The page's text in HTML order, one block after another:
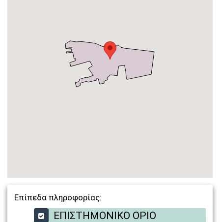
Επίπεδα πληροφορίας:
ΕΠΙΣΤΗΜΟΝΙΚΟ ΟΡΙΟ